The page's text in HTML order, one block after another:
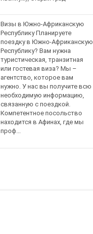
Визы в Южно-Африканскую
Республику Планируете
поездку в Южно-Африканскую
Республику? Вам нужна
туристическая, транзитная
или гостевая виза? Мы –
агентство, которое вам
нужно. У нас вы получите всю
необходимую информацию,
связанную с поездкой.
Компетентное посольство
находится в Афинах, где мы
проф...